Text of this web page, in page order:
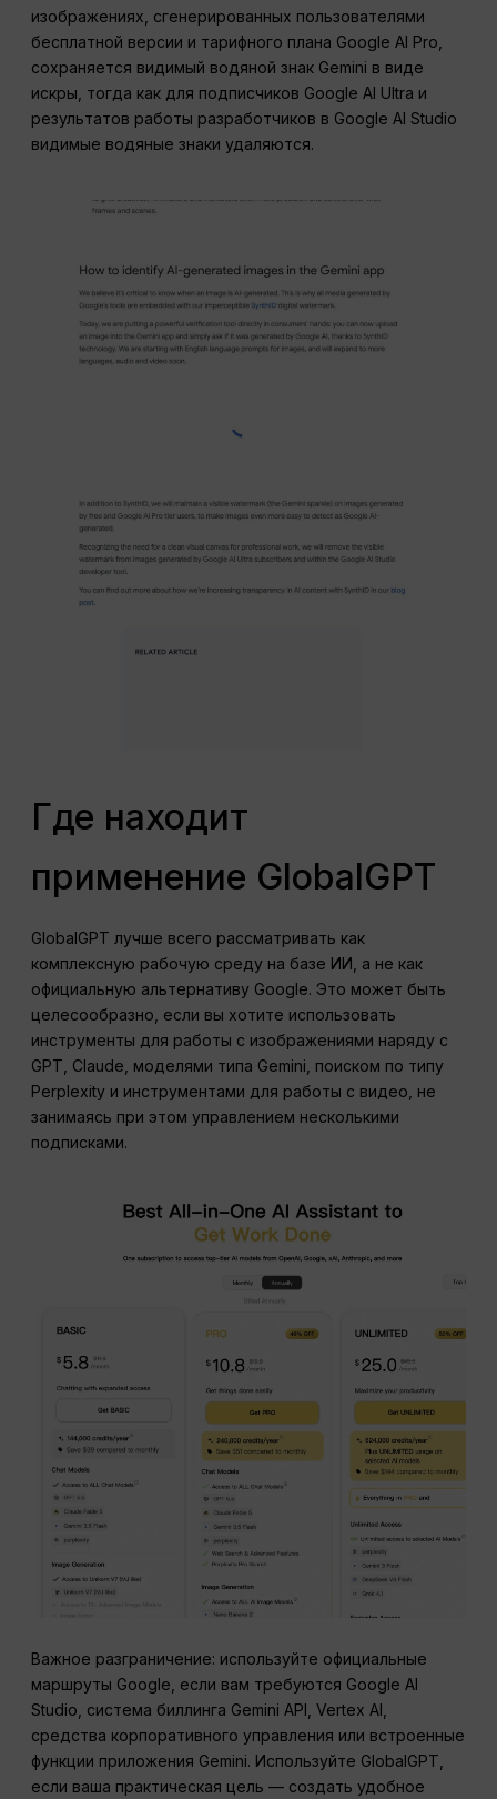
изображениях, сгенерированных пользователями
бесплатной версии и тарифного плана Google AI Pro,
сохраняется видимый водяной знак Gemini в виде
искры, тогда как для подписчиков Google AI Ultra и
результатов работы разработчиков в Google AI Studio
видимые водяные знаки удаляются.
Где находит
применение GlobalGPT
GlobalGPT лучше всего рассматривать как
комплексную рабочую среду на базе ИИ, а не как
официальную альтернативу Google. Это может быть
целесообразно, если вы хотите использовать
инструменты для работы с изображениями наряду с
GPT, Claude, моделями типа Gemini, поиском по типу
Perplexity и инструментами для работы с видео, не
занимаясь при этом управлением несколькими
подписками.
Важное разграничение: используйте официальные
маршруты Google, если вам требуются Google AI
Studio, система биллинга Gemini API, Vertex AI,
средства корпоративного управления или встроенные
функции приложения Gemini. Используйте GlobalGPT,
если ваша практическая цель — создать удобное